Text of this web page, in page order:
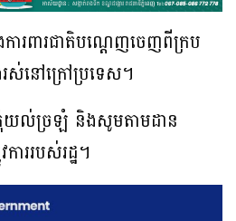
ារពារជាតិបណ្តេញចេញពីក្រប
ស់នៅក្រៅប្រទេស។
យល់ច្រឡំ និងសូមតាមដាន
ាររបស់រដ្ឋ។